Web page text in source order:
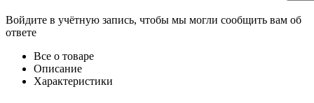
Войдите в учётную запись, чтобы мы могли сообщить вам об
ответе
Все о товаре
Описание
Характеристики